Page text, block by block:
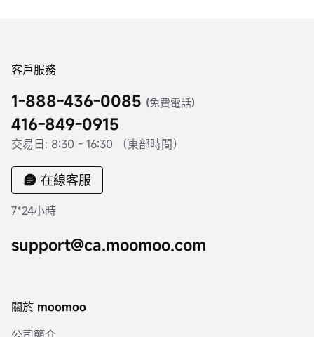
客戶服務
1-888-436-0085 (免費電話)
416-849-0915
交易日: 8:30 - 16:30 （東部時間）
在線客服
7*24小時
support@ca.moomoo.com
關於 moomoo